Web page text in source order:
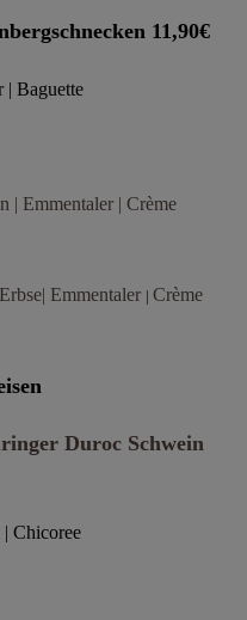
11,90€
| Baguette
| Emmentaler | Crème
Emmentaler | Crème
Duroc Schwein
| Chicoree